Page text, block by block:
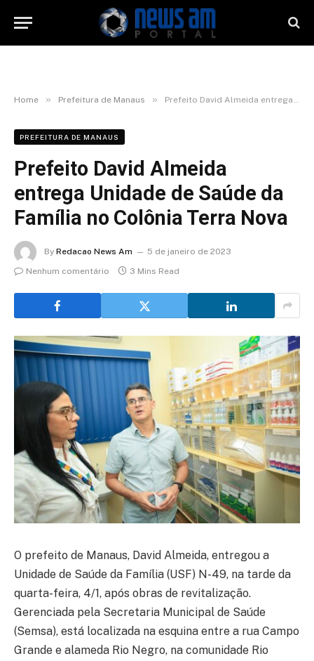
Home » Prefeitura de Manaus » Prefeito David Almeida entrega Unidade de Saúde da Família no Colônia Terra Nova
PREFEITURA DE MANAUS
Prefeito David Almeida
entrega Unidade de Saúde da
Família no Colônia Terra Nova
By Redacao News Am
5 de janeiro de 2023
Nenhum comentário
3 Mins Read
O prefeito de Manaus, David Almeida, entregou a
Unidade de Saúde da Família (USF) N-49, na tarde da
quarta-feira, 4/1, após obras de revitalização.
Gerenciada pela Secretaria Municipal de Saúde
(Semsa), está localizada na esquina entre a rua Campo
Grande e alameda Rio Negro, na comunidade Rio